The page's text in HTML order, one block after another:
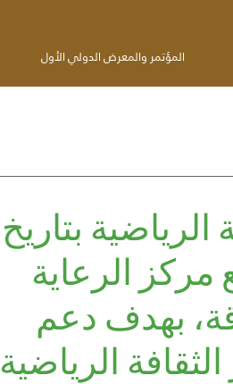
المؤتمر والمعرض الدولي الأول
بتاريخ
مع مركز الرعاية
بهدف دعم
الرياضية